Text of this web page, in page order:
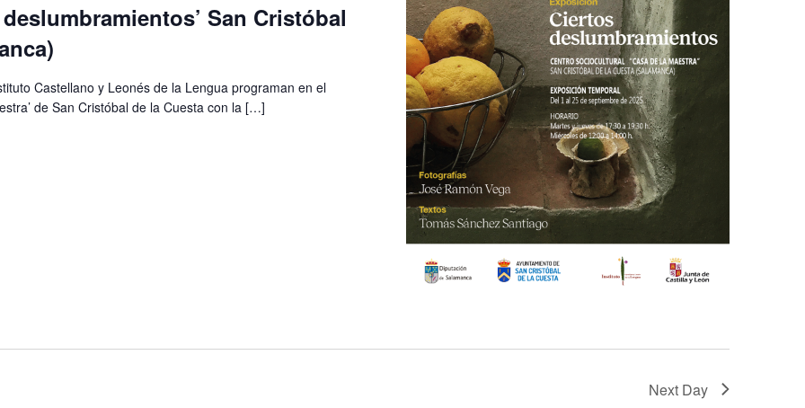
San Cristóbal
Castellano y Leonés de la Lengua programan en el
de San Cristóbal de la Cuesta con la […]
Next Day